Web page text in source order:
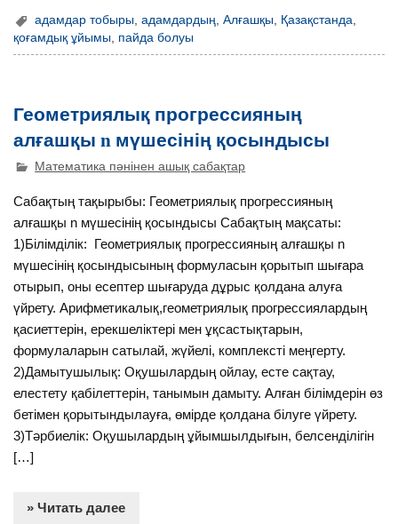
адамдар тобыры ,адамдардың ,Алғашқы Қазақстанда
қоғамдық ұйымы, пайда болуы
Геометриялық прогрессияның
алғашқы n мүшесінің қосындысы
Математика пәнінен ашық сабақтар
Сабақтың тақырыбы: Геометриялық прогрессияның
алғашқы n мүшесінің қосындысы Сабақтың мақсаты:
1)Білімділік: Геометриялық прогрессияның алғашқы n
мүшесінің қосындысының формуласын қорытып шығара
отырып, оны есептер шығаруда дұрыс қолдана алуға
үйрету. Арифметикалық,геометриялық прогрессиялардың
қасиеттерін, ерекшеліктері мен ұқсастықтарын,
формулаларын сатылай, жүйелі, комплексті меңгерту.
2)Дамытушылық: Оқушылардың ойлау, есте сақтау,
елестету қабілеттерін, танымын дамыту. Алған білімдерін өз
бетімен қорытындылауға, өмірде қолдана білуге үйрету.
3)Тәрбиелік: Оқушылардың ұйымшылдығын, белсенділігін
[…]
» Читать далее